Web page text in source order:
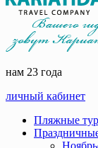
нам 23 года
личный кабинет
Пляжные